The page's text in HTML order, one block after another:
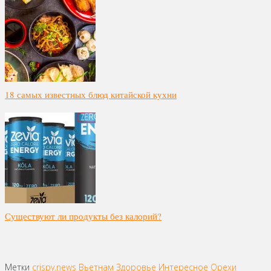
18 самых известных блюд китайской кухни
Существуют ли продукты без калорий?
Метки crispy.news Вьетнам Здоровье Интересное Орехи